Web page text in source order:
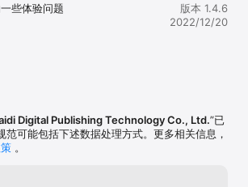
些体验问题
版本 1.4.6
2022/12/20
Digital Publishing Technology Co., Ltd.”已
可能包括下述数据处理方式。更多相关信息，
。